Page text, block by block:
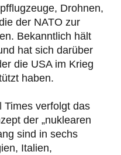
Drohnen,
der NATO zur
Bekanntlich hält
hat sich darüber
die USA im Krieg
haben.
Times verfolgt das
der „nuklearen
sind in sechs
Italien,